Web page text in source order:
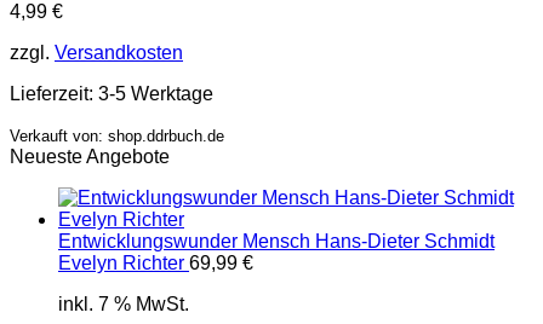
4,99 €
zzgl. Versandkosten
Lieferzeit: 3-5 Werktage
Verkauft von: shop.ddrbuch.de
Neueste Angebote
Entwicklungswunder Mensch Hans-Dieter Schmidt
Evelyn Richter 69,99 €
inkl. 7 % MwSt.